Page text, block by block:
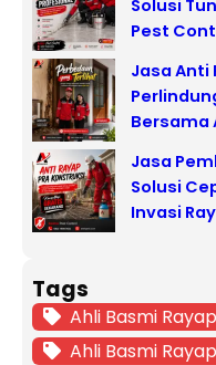
Solusi
Pest
Jasa Anti
Bersama
Jasa
Solusi
Invasi
Tags
Ahli Basmi
Ahli Basmi